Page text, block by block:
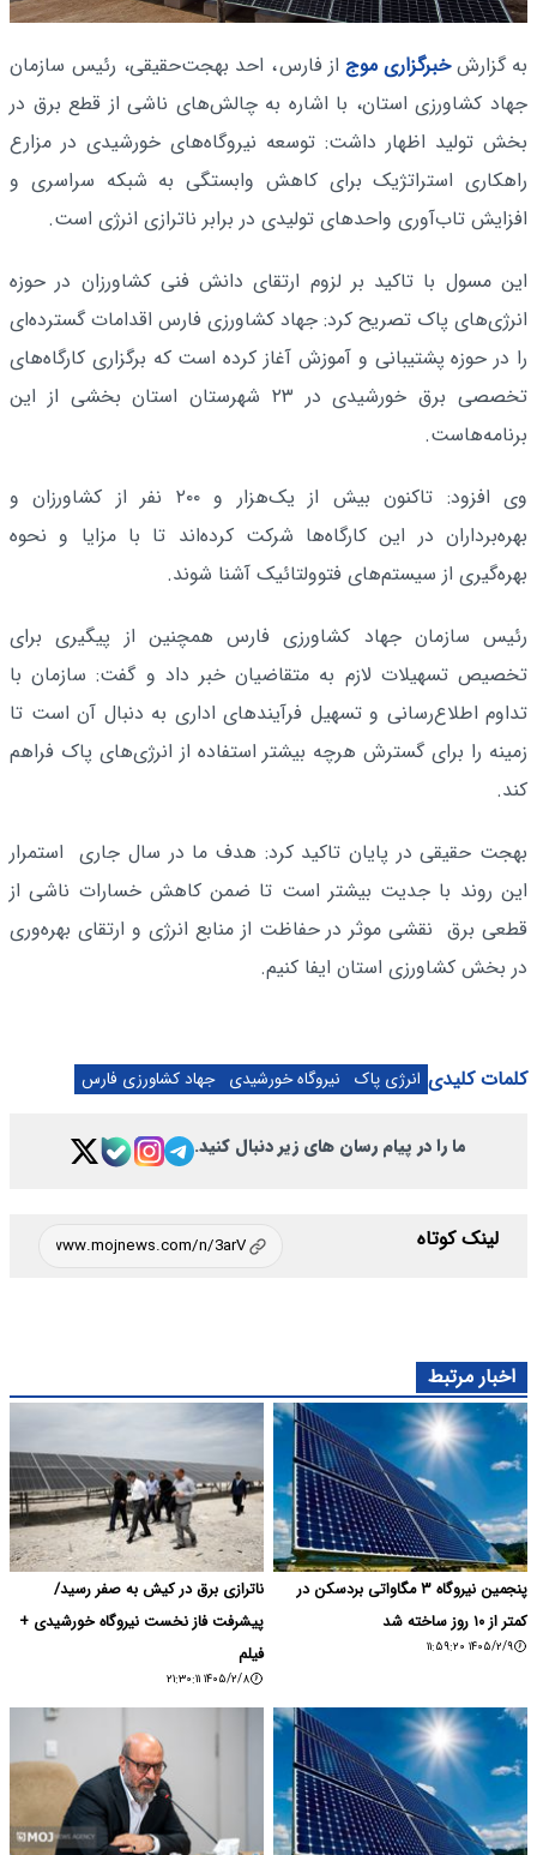
به گزارشخبرگزاری موج از فارس، احد بهجت‌حقیقی، رئیس سازمان
جهاد کشاورزی استان، با اشاره به چالش‌های ناشی از قطع برق در
بخش تولید اظهار داشت: توسعه نیروگاه‌های خورشیدی در مزارع
راهکاری استراتژیک برای کاهش وابستگی به شبکه سراسری و
افزایش تاب‌آوری واحدهای تولیدی در برابر ناترازی انرژی است.
این مسول با تاکید بر لزوم ارتقای دانش فنی کشاورزان در حوزه
انرژی‌های پاک تصریح کرد: جهاد کشاورزی فارس اقدامات گسترده‌ای
را در حوزه پشتیبانی و آموزش آغاز کرده است که برگزاری کارگاه‌های
تخصصی برق خورشیدی در ۲۳ شهرستان استان بخشی از این
برنامه‌هاست.
وی افزود: تاکنون بیش از یک‌هزار و ۲۰۰ نفر از کشاورزان و
بهره‌برداران در این کارگاه‌ها شرکت کرده‌اند تا با مزایا و نحوه
بهره‌گیری از سیستم‌های فتوولتائیک آشنا شوند.
رئیس سازمان جهاد کشاورزی فارس همچنین از پیگیری برای
تخصیص تسهیلات لازم به متقاضیان خبر داد و گفت: سازمان با
تداوم اطلاع‌رسانی و تسهیل فرآیندهای اداری به دنبال آن است تا
زمینه را برای گسترش هرچه بیشتر استفاده از انرژی‌های پاک فراهم
کند.
بهجت حقیقی در پایان تاکید کرد: هدف ما در سال جاری استمرار
این روند با جدیت بیشتر است تا ضمن کاهش خسارات ناشی از
قطعی برق نقشی موثر در حفاظت از منابع انرژی و ارتقای بهره‌وری
در بخش کشاورزی استان ایفا کنیم.
کلمات کلیدی انرژی پاک نیروگاه خورشیدی جهاد کشاورزی فارس
ما را در پیام رسان های زیر دنبال کنید.
لینک کوتاه
اخبار مرتبط
پنجمین نیروگاه ۳ مگاواتی بردسکن در
کمتر از ۱۰ روز ساخته شد
۱۴۰۵/۲/۹ ۱۱:۵۹:۲۰
ناترازی برق در کیش به صفر رسید/
پیشرفت فاز نخست نیروگاه خورشیدی +
فیلم
۱۴۰۵/۲/۸ ۲۱:۳۰:۱۱